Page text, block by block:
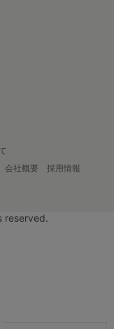
会社概要
採用情報
reserved.